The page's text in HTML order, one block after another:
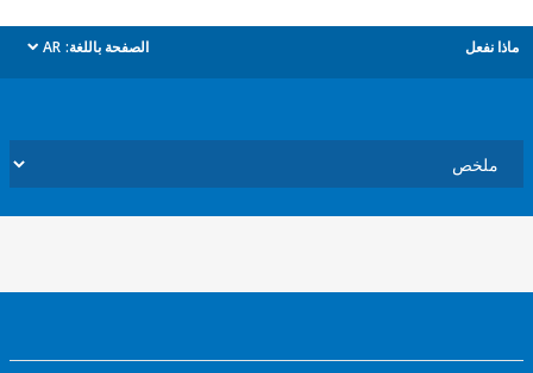
الصفحة باللغة: AR
dropdown